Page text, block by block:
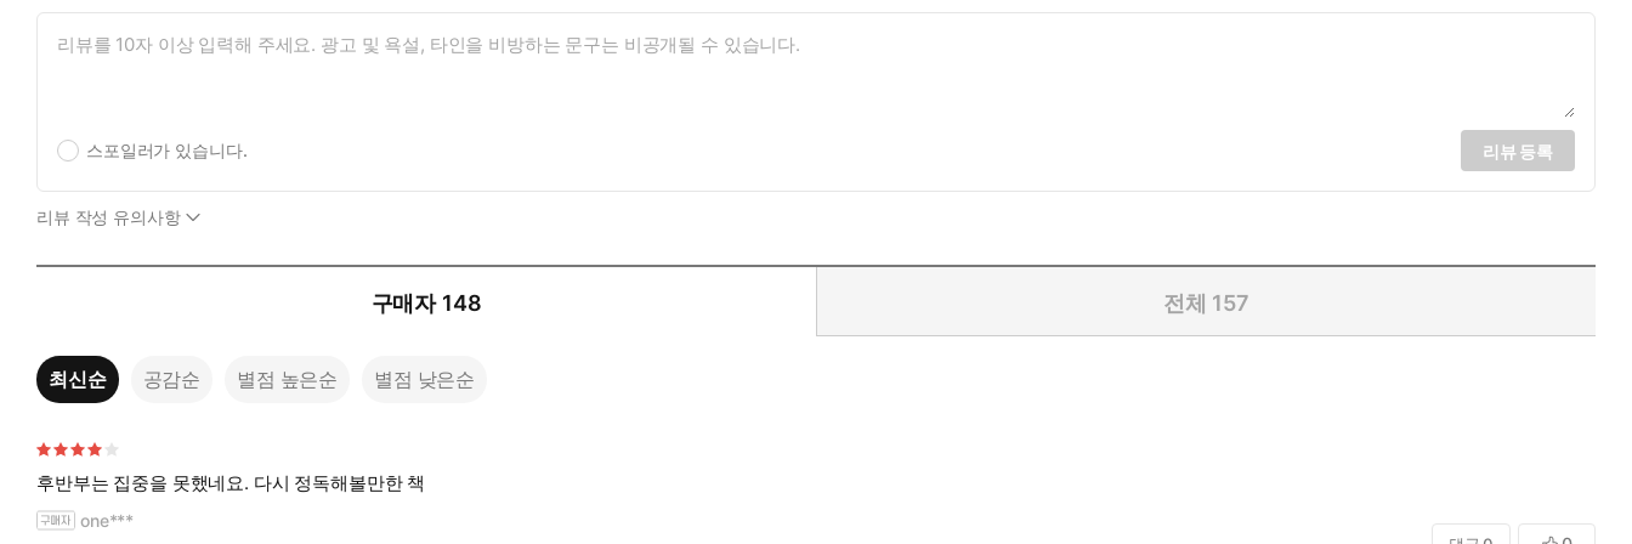
스포일러가 있습니다. 리뷰 등록
리뷰 작성 유의사항
구매자 148 전체 157
최신순 공감순 별점 높은순 별점 낮은순
후반부는 집중을 못했네요. 다시 정독해볼만한 책
one***